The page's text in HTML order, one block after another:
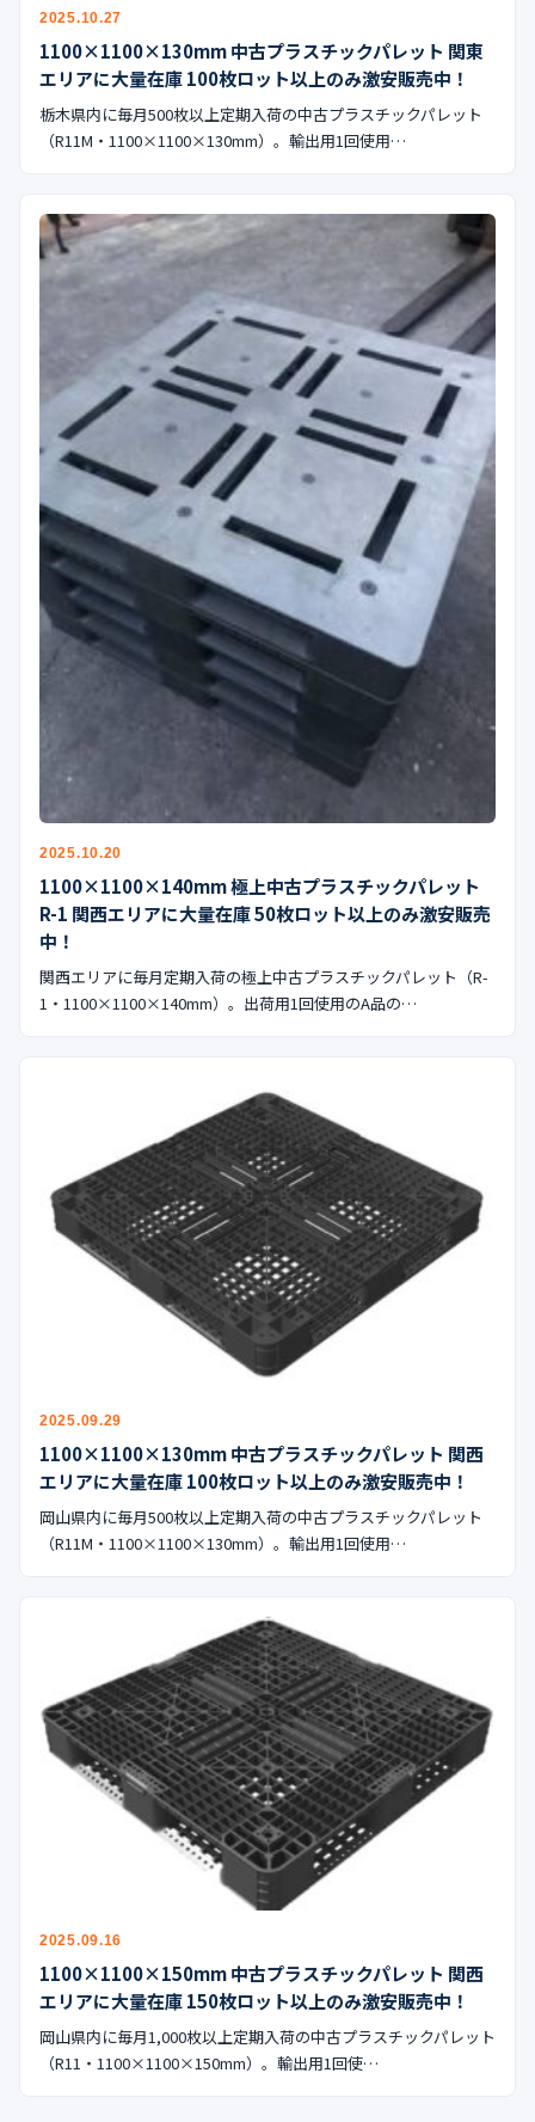
2025.10.27
1100×1100×130mm 中古プラスチックパレット 関東
エリアに大量在庫 100枚ロット以上のみ激安販売中！
栃木県内に毎月500枚以上定期入荷の中古プラスチックパレット
（R11M・1100×1100×130mm）。輸出用1回使用…
2025.10.20
1100×1100×140mm 極上中古プラスチックパレット
R-1 関西エリアに大量在庫 50枚ロット以上のみ激安販売
中！
関西エリアに毎月定期入荷の極上中古プラスチックパレット（R-
1・1100×1100×140mm）。出荷用1回使用のA品の…
2025.09.29
1100×1100×130mm 中古プラスチックパレット 関西
エリアに大量在庫 100枚ロット以上のみ激安販売中！
岡山県内に毎月500枚以上定期入荷の中古プラスチックパレット
（R11M・1100×1100×130mm）。輸出用1回使用…
2025.09.16
1100×1100×150mm 中古プラスチックパレット 関西
エリアに大量在庫 150枚ロット以上のみ激安販売中！
岡山県内に毎月1,000枚以上定期入荷の中古プラスチックパレット
（R11・1100×1100×150mm）。輸出用1回使…